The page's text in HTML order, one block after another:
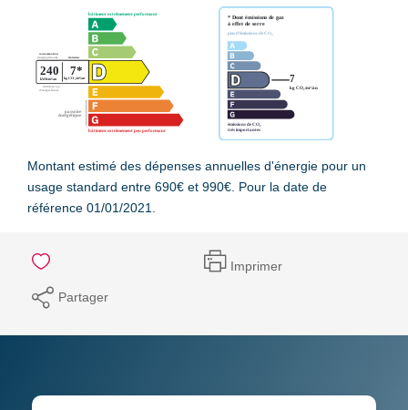
Montant estimé des dépenses annuelles d'énergie pour un
usage standard entre 690€ et 990€. Pour la date de
référence 01/01/2021.
Imprimer
Partager